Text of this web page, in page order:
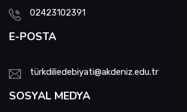
02423102391
E-POSTA
türkdiliedebiyati@akdeniz.edu.tr
SOSYAL MEDYA